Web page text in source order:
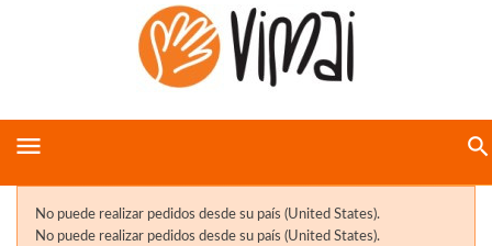
menu
No puede realizar pedidos desde su país (United States).
No puede realizar pedidos desde su país (United States).